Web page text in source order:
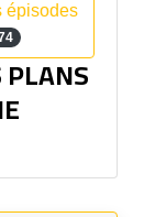
Tous les épisodes
PLANS